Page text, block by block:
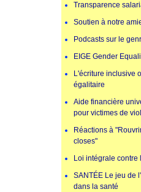
Transparence
Soutien à notre
Podcasts sur le
EIGE Gender
L'écriture inclusive
égalitaire
Aide financière
pour victimes de
Réactions à
closes"
Loi intégrale contre
SANTÉE Le jeu de
dans la santé